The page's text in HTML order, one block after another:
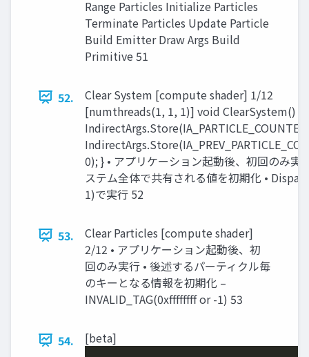
Range Particles Initialize Particles
Terminate Particles Update Particle
Build Emitter Draw Args Build
Primitive 51
52.
Clear System [compute shader] 1/12
[numthreads(1, 1, 1)] void ClearSystem() {
0); } • アプリケーション起動後、初回のみ実
ステム全体で共有される値を初期化 •
1)で実行 52
53.
Clear Particles [compute shader]
2/12 • アプリケーション起動後、初
回のみ実行 • 後述するパーティクル毎
のキーとなる情報を初期化 –
INVALID_TAG(0xffffffff or -1) 53
54. [beta]